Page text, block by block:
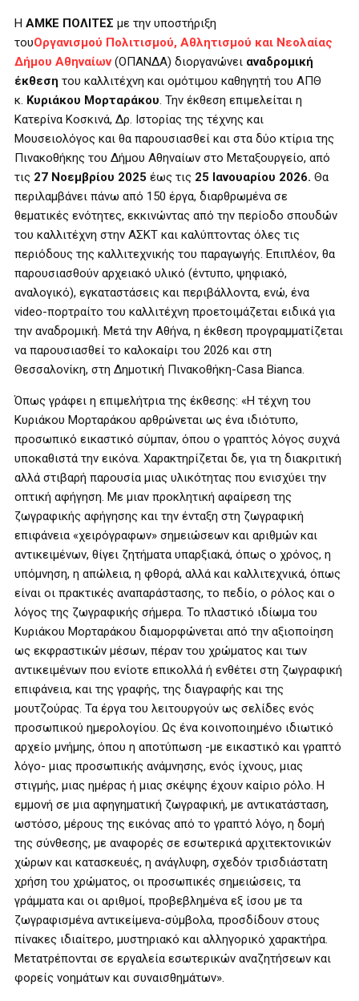
Η ΑΜΚΕ ΠΟΛΙΤΕΣ με την υποστήριξη
τουΟργανισμού Πολιτισμού, Αθλητισμού και Νεολαίας
Δήμου Αθηναίων(ΟΠΑΝΔΑ) διοργανώνει αναδρομική
έκθεση του καλλιτέχνη και ομότιμου καθηγητή του ΑΠΘ
κ. Κυριάκου Μορταράκου. Την έκθεση επιμελείται η
Κατερίνα Κοσκινά, Δρ. Ιστορίας της τέχνης και
Μουσειολόγος και θα παρουσιασθεί και στα δύο κτίρια της
Πινακοθήκης του Δήμου Αθηναίων στο Μεταξουργείο, από
τις 27 Νοεμβρίου 2025 έως τις 25 Ιανουαρίου 2026. Θα
περιλαμβάνει πάνω από 150 έργα, διαρθρωμένα σε
θεματικές ενότητες, εκκινώντας από την περίοδο σπουδών
του καλλιτέχνη στην ΑΣΚΤ και καλύπτοντας όλες τις
περιόδους της καλλιτεχνικής του παραγωγής. Επιπλέον, θα
παρουσιασθούν αρχειακό υλικό (έντυπο, ψηφιακό,
αναλογικό), εγκαταστάσεις και περιβάλλοντα, ενώ, ένα
video-πορτραίτο του καλλιτέχνη προετοιμάζεται ειδικά για
την αναδρομική. Μετά την Αθήνα, η έκθεση προγραμματίζεται
να παρουσιασθεί το καλοκαίρι του 2026 και στη
Θεσσαλονίκη, στη Δημοτική Πινακοθήκη-Casa Bianca.
Όπως γράφει η επιμελήτρια της έκθεσης: «Η τέχνη του
Κυριάκου Μορταράκου αρθρώνεται ως ένα ιδιότυπο,
προσωπικό εικαστικό σύμπαν, όπου ο γραπτός λόγος συχνά
υποκαθιστά την εικόνα. Χαρακτηρίζεται δε, για τη διακριτική
αλλά στιβαρή παρουσία μιας υλικότητας που ενισχύει την
οπτική αφήγηση. Με μιαν προκλητική αφαίρεση της
ζωγραφικής αφήγησης και την ένταξη στη ζωγραφική
επιφάνεια «χειρόγραφων» σημειώσεων και αριθμών και
αντικειμένων, θίγει ζητήματα υπαρξιακά, όπως ο χρόνος, η
υπόμνηση, η απώλεια, η φθορά, αλλά και καλλιτεχνικά, όπως
είναι οι πρακτικές αναπαράστασης, το πεδίο, ο ρόλος και ο
λόγος της ζωγραφικής σήμερα. Το πλαστικό ιδίωμα του
Κυριάκου Μορταράκου διαμορφώνεται από την αξιοποίηση
ως εκφραστικών μέσων, πέραν του χρώματος και των
αντικειμένων που ενίοτε επικολλά ή ενθέτει στη ζωγραφική
επιφάνεια, και της γραφής, της διαγραφής και της
μουτζούρας. Τα έργα του λειτουργούν ως σελίδες ενός
προσωπικού ημερολογίου. Ως ένα κοινοποιημένο ιδιωτικό
αρχείο μνήμης, όπου η αποτύπωση -με εικαστικό και γραπτό
λόγο- μιας προσωπικής ανάμνησης, ενός ίχνους, μιας
στιγμής, μιας ημέρας ή μιας σκέψης έχουν καίριο ρόλο. Η
εμμονή σε μια αφηγηματική ζωγραφική, με αντικατάσταση,
ωστόσο, μέρους της εικόνας από το γραπτό λόγο, η δομή
της σύνθεσης, με αναφορές σε εσωτερικά αρχιτεκτονικών
χώρων και κατασκευές, η ανάγλυφη, σχεδόν τρισδιάστατη
χρήση του χρώματος, οι προσωπικές σημειώσεις, τα
γράμματα και οι αριθμοί, προβεβλημένα εξ ίσου με τα
ζωγραφισμένα αντικείμενα-σύμβολα, προσδίδουν στους
πίνακες ιδιαίτερο, μυστηριακό και αλληγορικό χαρακτήρα.
Μετατρέπονται σε εργαλεία εσωτερικών αναζητήσεων και
φορείς νοημάτων και συναισθημάτων».